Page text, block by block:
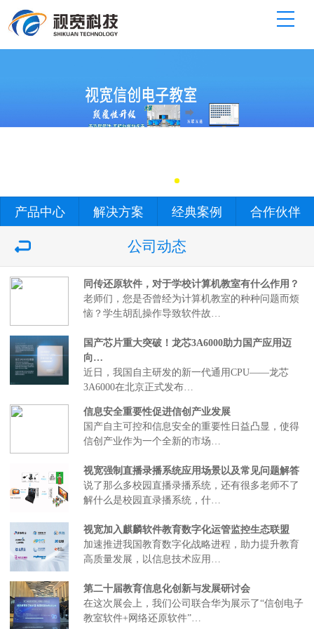
产品中心 解决方案 经典案例 合作伙伴
公司动态
同传还原软件，对于学校计算机教室有什么作用？
老师们，您是否曾经为计算机教室的种种问题而烦
恼？学生胡乱操作导致软件故…
国产芯片重大突破！龙芯3A6000助力国产应用迈
向…
近日，我国自主研发的新一代通用CPU——龙芯
3A6000在北京正式发布…
信息安全重要性促进信创产业发展
国产自主可控和信息安全的重要性日益凸显，使得
信创产业作为一个全新的市场…
视宽强制直播录播系统应用场景以及常见问题解答
说了那么多校园直播录播系统，还有很多老师不了
解什么是校园直录播系统，什…
视宽加入麒麟软件教育数字化运管监控生态联盟
加速推进我国教育数字化战略进程，助力提升教育
高质量发展，以信息技术应用…
第二十届教育信息化创新与发展研讨会
在这次展会上，我们公司联合华为展示了“信创电子
教室软件+网络还原软件”…